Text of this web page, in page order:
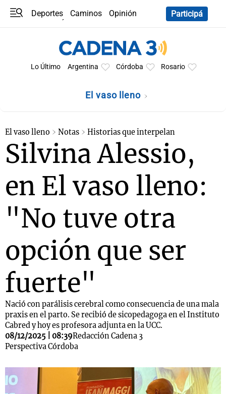
Deportes Caminos
Opinión
Participá
Lo Último Argentina Córdoba Rosario
El vaso lleno
El vaso lleno Notas Historias que interpelan
Silvina Alessio,
en El vaso lleno:
"No tuve otra
opción que ser
fuerte"
Nació con parálisis cerebral como consecuencia de una mala
praxis en el parto. Se recibió de sicopedagoga en el Instituto
Cabred y hoy es profesora adjunta en la UCC.
08/12/2025 | 08:39Redacción Cadena 3
Perspectiva Córdoba